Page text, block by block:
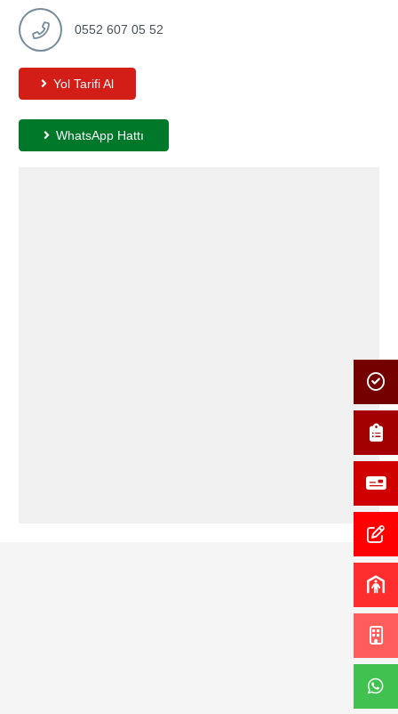
0552 607 05 52
Yol Tarifi Al
WhatsApp Hattı